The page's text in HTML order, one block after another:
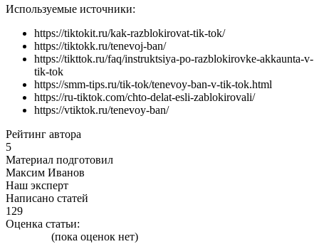
Используемые источники:
https://tiktokit.ru/kak-razblokirovat-tik-tok/
https://tiktokk.ru/tenevoj-ban/
https://tikttok.ru/faq/instruktsiya-po-razblokirovke-akkaunta-v-
tik-tok
https://smm-tips.ru/tik-tok/tenevoy-ban-v-tik-tok.html
https://ru-tiktok.com/chto-delat-esli-zablokirovali/
https://vtiktok.ru/tenevoy-ban/
Рейтинг автора
5
Материал подготовил
Максим Иванов
Наш эксперт
Написано статей
129
Оценка статьи:
(пока оценок нет)